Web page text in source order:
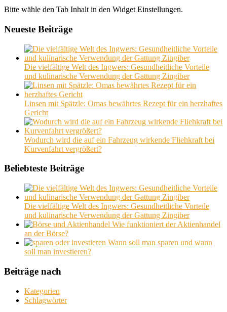
Bitte wähle den Tab Inhalt in den Widget Einstellungen.
Neueste Beiträge
Die vielfältige Welt des Ingwers: Gesundheitliche Vorteile
und kulinarische Verwendung der Gattung Zingiber
Linsen mit Spätzle: Omas bewährtes Rezept für ein herzhaftes
Gericht
Wodurch wird die auf ein Fahrzeug wirkende Fliehkraft bei
Kurvenfahrt vergrößert?
Beliebteste Beiträge
Die vielfältige Welt des Ingwers: Gesundheitliche Vorteile
und kulinarische Verwendung der Gattung Zingiber
Wie funktioniert der Aktienhandel
an der Börse?
Wann soll man sparen und wann
soll man investieren?
Beiträge nach
Kategorien
Schlagwörter